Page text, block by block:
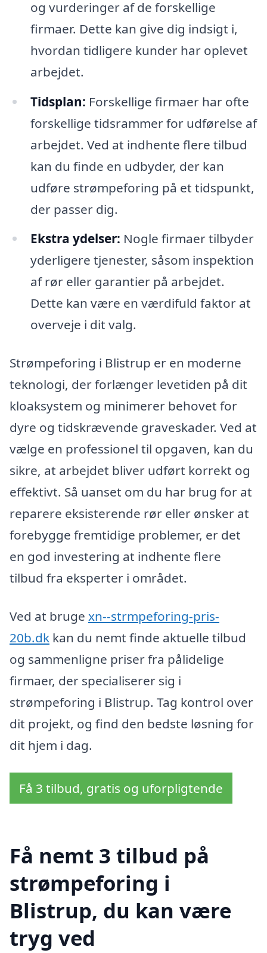
og vurderinger af de forskellige
firmaer. Dette kan give dig indsigt i,
hvordan tidligere kunder har oplevet
arbejdet.
Tidsplan: Forskellige firmaer har ofte
forskellige tidsrammer for udførelse af
arbejdet. Ved at indhente flere tilbud
kan du finde en udbyder, der kan
udføre strømpeforing på et tidspunkt,
der passer dig.
Ekstra ydelser: Nogle firmaer tilbyder
yderligere tjenester, såsom inspektion
af rør eller garantier på arbejdet.
Dette kan være en værdifuld faktor at
overveje i dit valg.
Strømpeforing i Blistrup er en moderne
teknologi, der forlænger levetiden på dit
kloaksystem og minimerer behovet for
dyre og tidskrævende graveskader. Ved at
vælge en professionel til opgaven, kan du
sikre, at arbejdet bliver udført korrekt og
effektivt. Så uanset om du har brug for at
reparere eksisterende rør eller ønsker at
forebygge fremtidige problemer, er det
en god investering at indhente flere
tilbud fra eksperter i området.
Ved at bruge xn--strmpeforing-pris-
20b.dk kan du nemt finde aktuelle tilbud
og sammenligne priser fra pålidelige
firmaer, der specialiserer sig i
strømpeforing i Blistrup. Tag kontrol over
dit projekt, og find den bedste løsning for
dit hjem i dag.
Få 3 tilbud, gratis og uforpligtende
Få nemt 3 tilbud på
strømpeforing i
Blistrup, du kan være
tryg ved